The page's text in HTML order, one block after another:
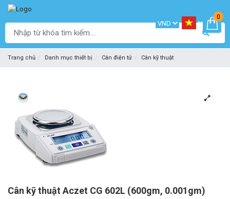
0
Trang chủ Danh mục thiết bị Cân điện tử Cân kỹ thuật
Cân kỹ thuật Aczet CG 602L (600gm, 0.001gm)